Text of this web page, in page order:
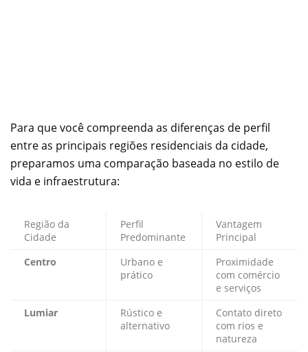
Para que você compreenda as diferenças de perfil
entre as principais regiões residenciais da cidade,
preparamos uma comparação baseada no estilo de
vida e infraestrutura:
Região da
Cidade
Perfil
Predominante
Vantagem
Principal
Centro
Urbano e
prático
Proximidade
com comércio
e serviços
Lumiar
Rústico e
alternativo
Contato direto
com rios e
natureza